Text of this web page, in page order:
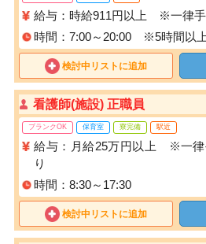
給与：時給911円以上 ※一律
時間：7:00～20:00 ※5時間以
検討中リストに追加
看護師(施設) 正職員
ブランクOK 保育室 寮完備 駅近
給与：月給25万円以上 ※一
り
時間：8:30～17:30
検討中リストに追加